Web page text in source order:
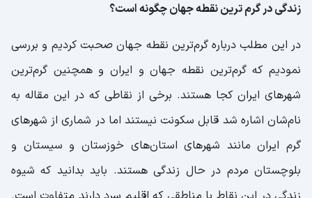
زندگی در گرم ترین نقطه جهان چگونه است؟
در این مطلب درباره گرم‌ترین نقطه جهان صحبت کردیم و بررسی
نمودیم که گرم‌ترین نقطه جهان و ایران و همچنین گرم‌ترین
شهرهای ایران کجا هستند. برخی از نقاطی که در این مقاله به
نام‌شان اشاره شد قابل سکونت نیستند اما در شماری از شهرهای
گرم ایران مانند شهرهای استان‌های خوزستان و سیستان و
بلوچستان مردم در حال زندگی هستند. باید بدانید که شیوه